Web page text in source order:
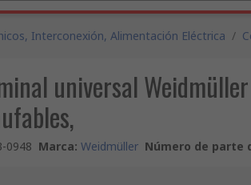
Interconexión, Alimentación Eléctrica /
universal
0948 Marca: Weidmüller Número de parte